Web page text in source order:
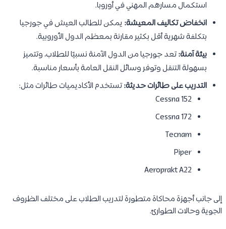
استكمال مسارهم المهني في أوروبا.
انخفاض تكاليف المعيشة: يمكن للطالب العيش في جورجيا
بتكلفة شهرية أقل بكثير مقارنة بمعظم الدول الأوروبية.
بيئة آمنة:تعد جورجيا من الدول الآمنة نسبيًا للطلاب، وتتميز
بسهولة التنقل وتوفر وسائل النقل العامة بأسعار مناسبة.
التدريب على طائرات حديثة:تستخدم الأكاديميات طائرات مثل:
Cessna 152
Cessna 172
Tecnam
Piper
Aeroprakt A22
إلى جانب أجهزة محاكاة متطورة لتدريب الطلاب على مختلف الظروف
الجوية وحالات الطوارئ.